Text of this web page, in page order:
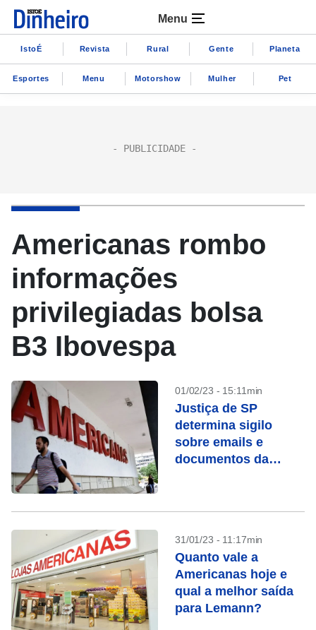
Menu
IstoÉ Revista Rural Gente Planeta
Esportes Menu Motorshow Mulher Pet
Americanas rombo
informações
privilegiadas bolsa
B3 Ibovespa
01/02/23 - 15:11min
Justiça de SP
determina sigilo
sobre emails e
documentos da
31/01/23 - 11:17min
Quanto vale a
Americanas hoje e
qual a melhor saída
para Lemann?